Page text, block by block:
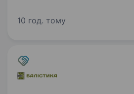
по договору: Монтаж шпалер
10 год. тому